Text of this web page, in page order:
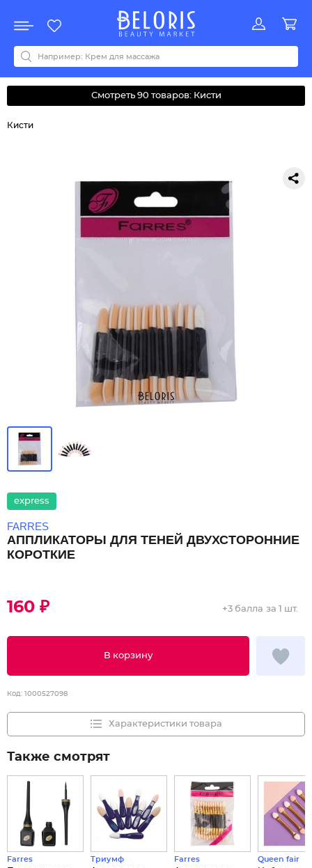
Акции
Все бренды
0-9ABCDEFGHIJKLMNOPQRSTUVWYZАБВДЗИМОКЛНПРСТУФ
Смотреть 90 товаров: Кисти
Кисти
express
FARRES
АППЛИКАТОРЫ ДЛЯ ТЕНЕЙ ДВУХСТОРОННИЕ
КОРОТКИЕ
160 ₽
В корзину
+3 балла за 1 шт.
Код: 1000527098
Характеристики товара
Также смотрят
Farres Триумф Farres Queen fair